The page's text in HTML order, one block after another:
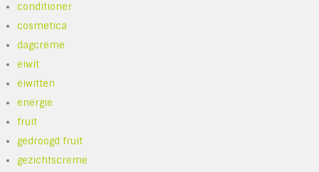
conditioner
cosmetica
dagcreme
eiwit
eiwitten
energie
fruit
gedroogd fruit
gezichtscreme